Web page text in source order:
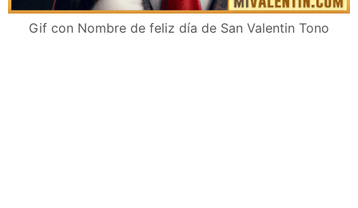
Gif con Nombre de feliz día de San Valentin Tono